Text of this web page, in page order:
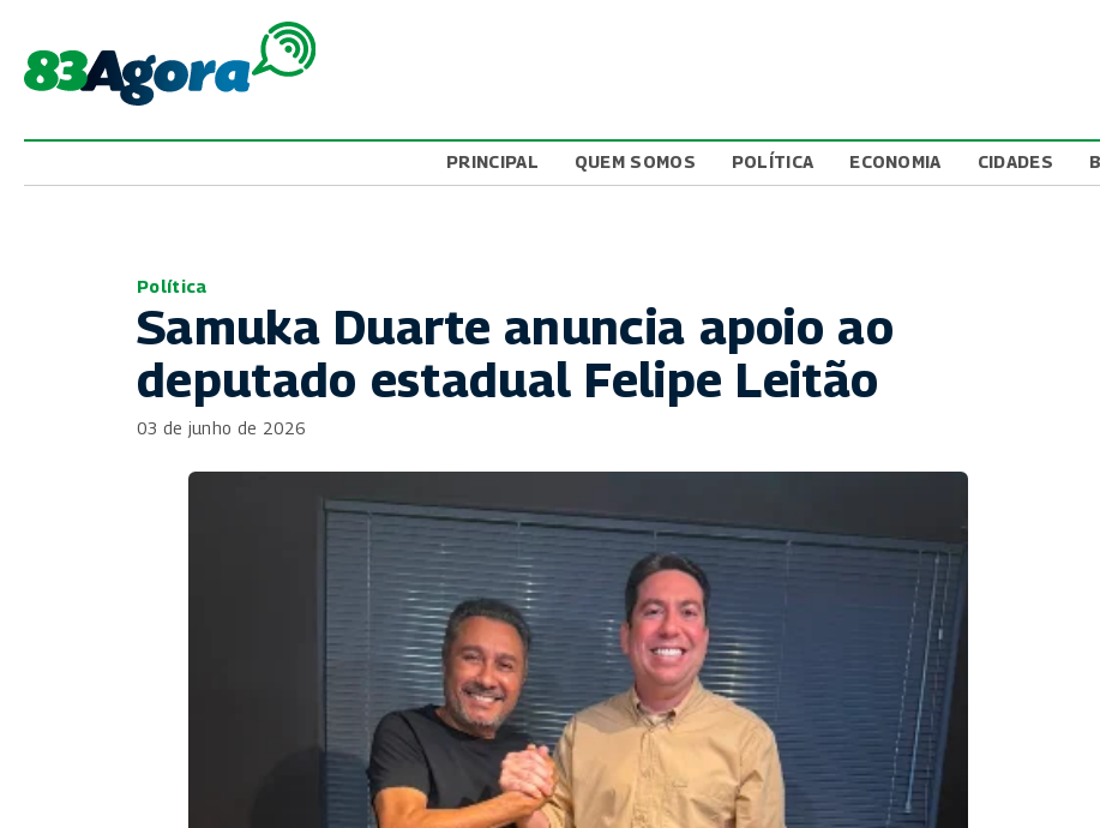
PRINCIPAL QUEM SOMOS POLÍTICA ECONOMIA CIDADES
Política
Samuka Duarte anuncia apoio ao
deputado estadual Felipe Leitão
03 de junho de 2026